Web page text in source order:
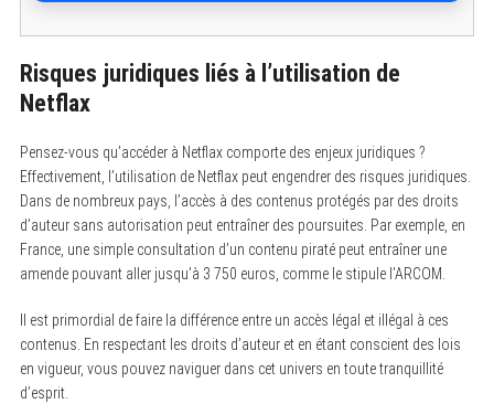
Risques juridiques liés à l’utilisation de
Netflax
Pensez-vous qu’accéder à Netflax comporte des enjeux juridiques ?
Effectivement, l’utilisation de Netflax peut engendrer des risques juridiques.
Dans de nombreux pays, l’accès à des contenus protégés par des droits
d’auteur sans autorisation peut entraîner des poursuites. Par exemple, en
France, une simple consultation d’un contenu piraté peut entraîner une
amende pouvant aller jusqu’à 3 750 euros, comme le stipule l’ARCOM.
Il est primordial de faire la différence entre un accès légal et illégal à ces
contenus. En respectant les droits d’auteur et en étant conscient des lois
en vigueur, vous pouvez naviguer dans cet univers en toute tranquillité
d’esprit.
S
a
c
h